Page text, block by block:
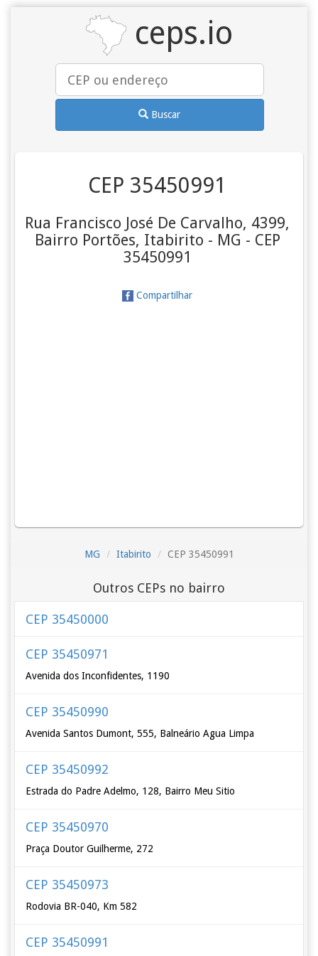
ceps.io
Buscar
CEP 35450991
Rua Francisco José De Carvalho, 4399,
Bairro Portões, Itabirito - MG - CEP
35450991
Compartilhar
MG Itabirito CEP 35450991
Outros CEPs no bairro
CEP 35450000
CEP 35450971
Avenida dos Inconfidentes, 1190
CEP 35450990
Avenida Santos Dumont, 555, Balneário Agua Limpa
CEP 35450992
Estrada do Padre Adelmo, 128, Bairro Meu Sitio
CEP 35450970
Praça Doutor Guilherme, 272
CEP 35450973
Rodovia BR-040, Km 582
CEP 35450991